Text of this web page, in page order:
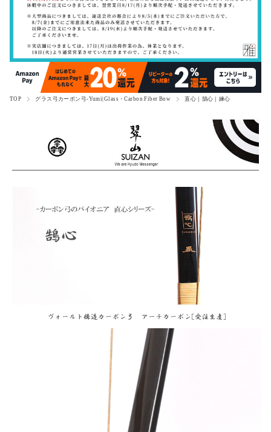
TOP グラス弓カーボン弓-Yumi|Glass・Carbon Fiber Bow 直心｜鵠心｜練心